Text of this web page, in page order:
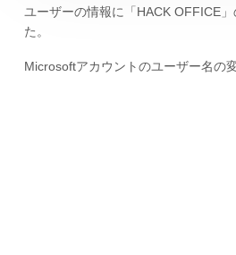
ユーザーの情報に「HACK OFFICE
た。
Microsoftアカウントのユーザー名の